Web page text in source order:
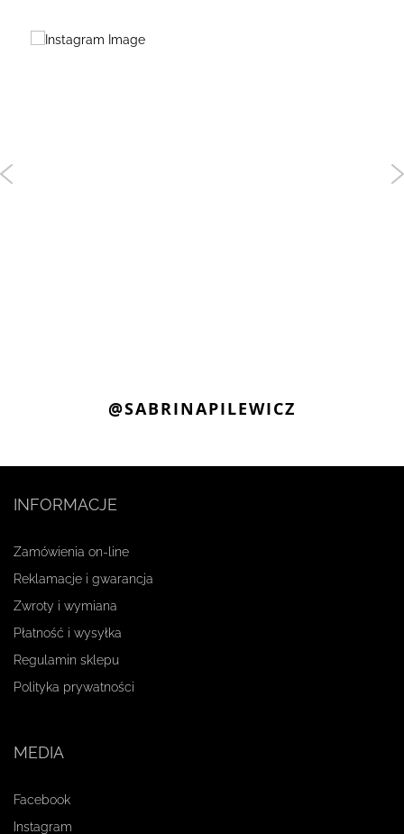
@SABRINAPILEWICZ
INFORMACJE
Zamówienia on-line
Reklamacje i gwarancja
Zwroty i wymiana
Płatność i wysyłka
Regulamin sklepu
Polityka prywatności
MEDIA
Facebook
Instagram